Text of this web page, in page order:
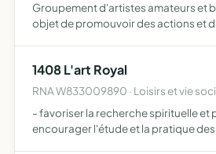
Groupement d'artistes amateurs et
objet de promouvoir des actions et
struc…
1408 L'art Royal
RNA W833009890 · Loisirs et vie
- favoriser la recherche spirituelle et
encourager l'étude et la pratique